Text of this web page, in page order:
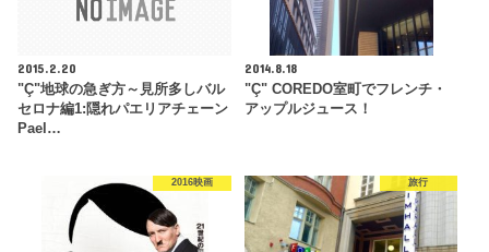
2015.2.20
"Ç"地球の急ぎ方～見所多しバル
セロナ編1:隠れパエリアチェーン
Pael…
2014.8.18
"Ç" COREDO室町でフレンチ・
アップルジュース！
2016映画 旅行